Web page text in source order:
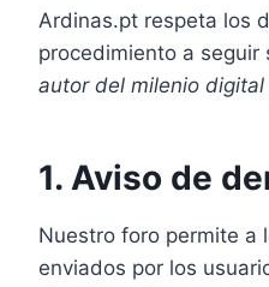
Ardinas.pt respeta los
procedimiento a
autor del milenio digital
1. Aviso de
Nuestro foro permite a
enviados por los